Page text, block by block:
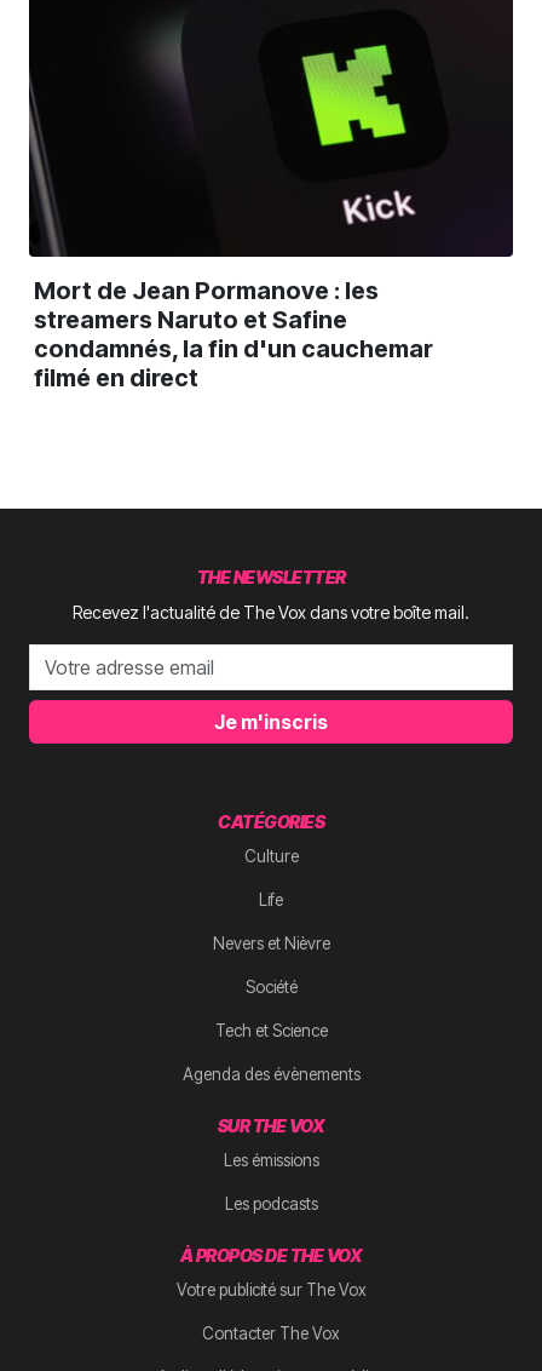
Mort de Jean Pormanove : les
streamers Naruto et Safine
condamnés, la fin d'un cauchemar
filmé en direct
THE NEWSLETTER
Recevez l'actualité de The Vox dans votre boîte mail.
Je m'inscris
CATÉGORIES
Culture
Life
Nevers et Nièvre
Société
Tech et Science
Agenda des évènements
SUR THE VOX
Les émissions
Les podcasts
À PROPOS DE THE VOX
Votre publicité sur The Vox
Contacter The Vox